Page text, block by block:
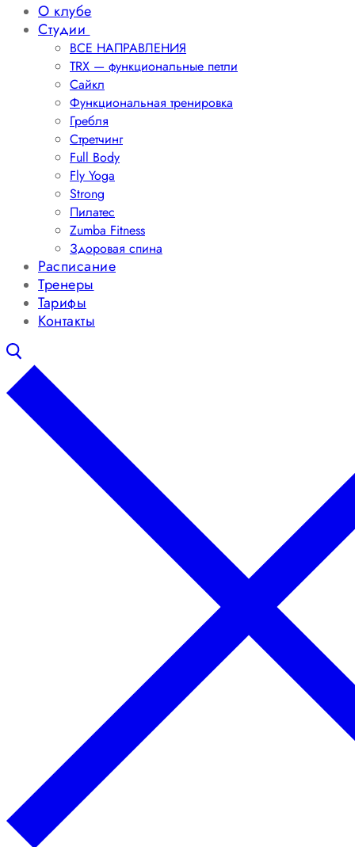
О клубе
Студии
ВСЕ НАПРАВЛЕНИЯ
TRX — функциональные петли
Сайкл
Функциональная тренировка
Гребля
Стретчинг
Full Body
Fly Yoga
Strong
Пилатес
Zumba Fitness
Здоровая спина
Расписание
Тренеры
Тарифы
Контакты